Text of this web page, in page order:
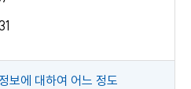
보에 대하여 어느 정도